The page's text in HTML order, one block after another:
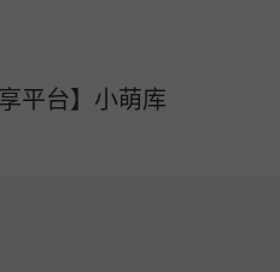
平台】小萌库